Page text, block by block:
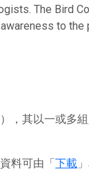
The Bird
to the
其以一或多
料可由「下載